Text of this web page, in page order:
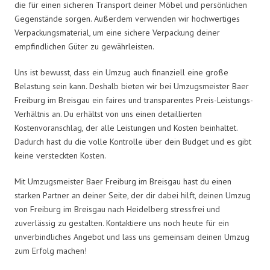
die für einen sicheren Transport deiner Möbel und persönlichen
Gegenstände sorgen. Außerdem verwenden wir hochwertiges
Verpackungsmaterial, um eine sichere Verpackung deiner
empfindlichen Güter zu gewährleisten.
Uns ist bewusst, dass ein Umzug auch finanziell eine große
Belastung sein kann. Deshalb bieten wir bei Umzugsmeister Baer
Freiburg im Breisgau ein faires und transparentes Preis-Leistungs-
Verhältnis an. Du erhältst von uns einen detaillierten
Kostenvoranschlag, der alle Leistungen und Kosten beinhaltet.
Dadurch hast du die volle Kontrolle über dein Budget und es gibt
keine versteckten Kosten.
Mit Umzugsmeister Baer Freiburg im Breisgau hast du einen
starken Partner an deiner Seite, der dir dabei hilft, deinen Umzug
von Freiburg im Breisgau nach Heidelberg stressfrei und
zuverlässig zu gestalten. Kontaktiere uns noch heute für ein
unverbindliches Angebot und lass uns gemeinsam deinen Umzug
zum Erfolg machen!